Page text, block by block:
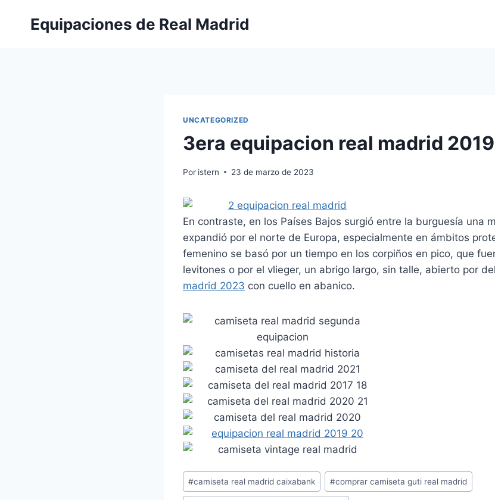
Equipaciones de Real Madrid
UNCATEGORIZED
3era equipacion real madrid 2019
Por istern 23 de marzo de 2023
En contraste, en los Países Bajos surgió entre la burguesía una
expandió por el norte de Europa, especialmente en ámbitos
femenino se basó por un tiempo en los corpiños en pico, que
levitones o por el vlieger, un abrigo largo, sin talle, abierto por
madrid 2023 con cuello en abanico.
Etiquetas
de
#camiseta real madrid caixabank #comprar camiseta guti real madrid